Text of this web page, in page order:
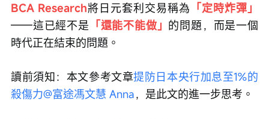
BCA Research將日元套利交易稱為 「定時炸彈」
——這已經不是 「還能不能做」 的問題，而是一個
時代正在結束的問題。
讀前須知：本文參考文章提防日本央行加息至1%的
殺傷力@富途馮文慧 Anna，是此文的進一步思考。